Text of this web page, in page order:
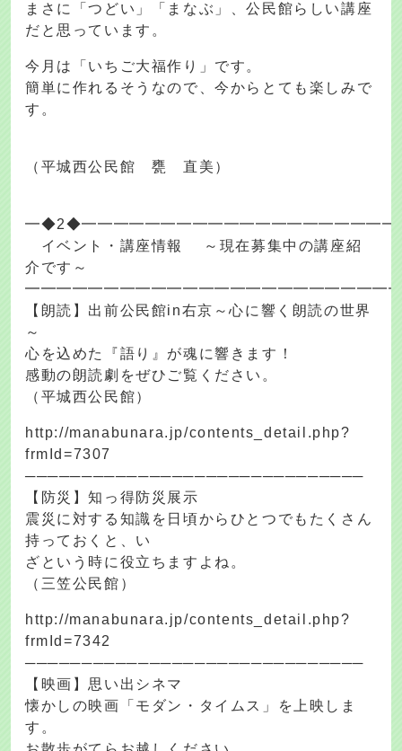
まさに「つどい」「まなぶ」、公民館らしい講座
だと思っています。
今月は「いちご大福作り」です。
簡単に作れるそうなので、今からとても楽しみで
す。
（平城西公民館 甕 直美）
イベント・講座情報 ～現在募集中の講座紹
介です～
【朗読】出前公民館in右京～心に響く朗読の世界
～
心を込めた『語り』が魂に響きます！
感動の朗読劇をぜひご覧ください。
（平城西公民館）
http://manabunara.jp/contents_detail.php?
frmId=7307
──────────────────────────────
【防災】知っ得防災展示
震災に対する知識を日頃からひとつでもたくさん
持っておくと、い
ざという時に役立ちますよね。
（三笠公民館）
http://manabunara.jp/contents_detail.php?
frmId=7342
──────────────────────────────
【映画】思い出シネマ
懐かしの映画「モダン・タイムス」を上映しま
す。